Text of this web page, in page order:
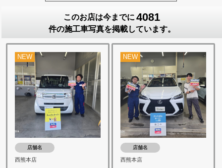
このお店は今までに 4081
件の施工車写真を掲載しています。
NEW
店舗名
西熊本店
NEW
店舗名
西熊本店